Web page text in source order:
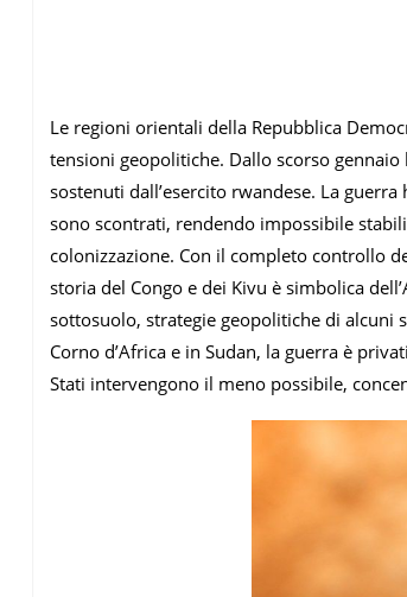
Le regioni orientali della Repubblica
tensioni geopolitiche. Dallo scorso
sostenuti dall’esercito rwandese. La
sono scontrati, rendendo impossibile
colonizzazione. Con il completo controllo
storia del Congo e dei Kivu è simbolica
sottosuolo, strategie geopolitiche di alcuni
Corno d’Africa e in Sudan, la guerra è
Stati intervengono il meno possibile,